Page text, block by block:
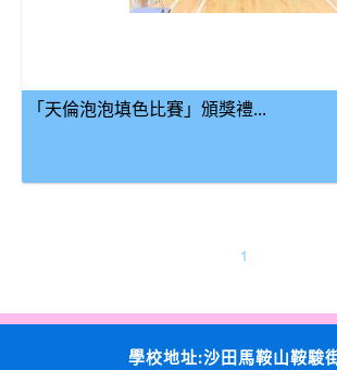
「天倫泡泡填色比賽」頒獎禮...
1
學校地址:沙田馬鞍山鞍駿